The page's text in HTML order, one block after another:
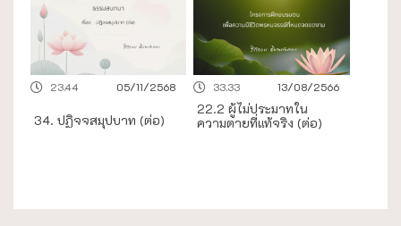
05/11/2568
23.44
34. ปฏิจจสมุปบาท (ต่อ)
13/08/2566
33.33
22.2 ผู้ไม่ประมาทใน
ความตายที่แท้จริง (ต่อ)